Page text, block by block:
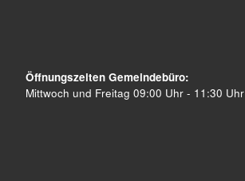
Öffnungszeiten Gemeindebüro:
Mittwoch und Freitag 09:00 Uhr - 11:30 Uhr